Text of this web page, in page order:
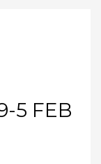
5 FEB